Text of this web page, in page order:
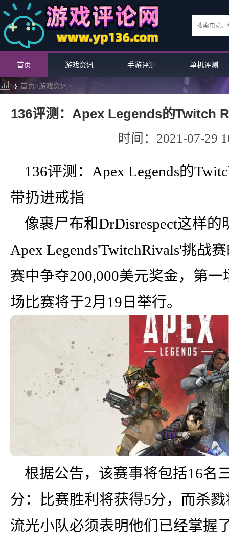
首页 游戏资讯 手游评测 单机评测
首页>游戏资讯>
136评测：Apex Legends的Twitch
戒
时间：2021-07-29
136评测：Apex Legends的
带扔进戒指
像裹尸布和DrDisrespect这样
Apex Legends'TwitchRivals'挑战
赛中争夺200,000美元奖金，第
场比赛将于2月19日举行。
根据公告，该赛事将包括16名
分：比赛胜利将获得5分，而杀
流光小队必须表明他们已经掌握